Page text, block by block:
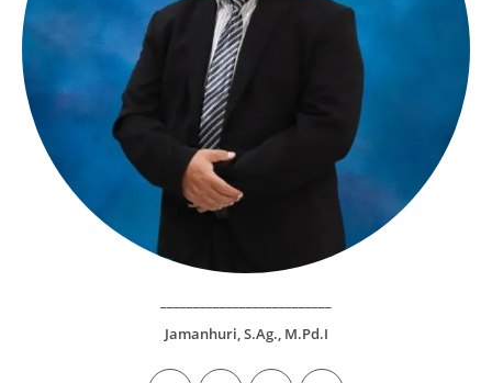
Jamanhuri, S.Ag., M.Pd.I